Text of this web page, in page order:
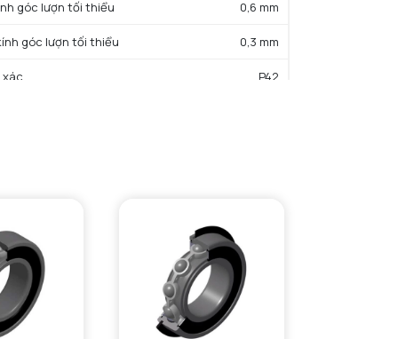
góc lượn tối thiểu 0,6 mm
góc lượn tối thiểu 0,3 mm
xác P42
độ giới hạn bôi trơn dầu 52100 tr/min
độ giới hạn bôi trơn mỡ 32500 tr/min